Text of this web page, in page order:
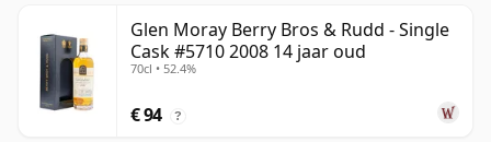
Glen Moray Berry Bros & Rudd - Single
Cask #5710 2008 14 jaar oud
70cl • 52.4%
€ 94 ?